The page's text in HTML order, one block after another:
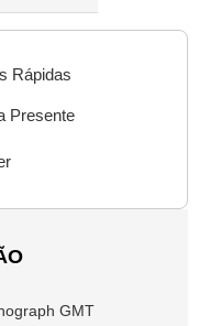
Rápidas
Presente
GMT